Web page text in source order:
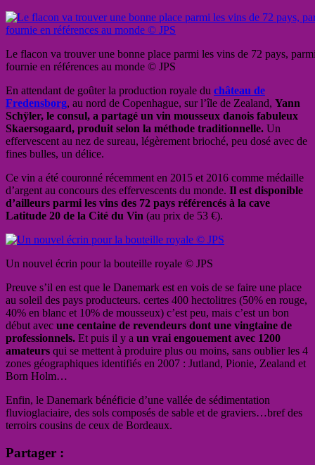
Le flacon va trouver une bonne place parmi les vins de 72 pays,
fournie en références au monde © JPS
En attendant de goûter la production royale du château de
Fredensborg, au nord de Copenhague, sur l’île de Zealand, Yann
Schÿler, le consul, a partagé un vin mousseux danois fabuleux
Skaersogaard, produit selon la méthode traditionnelle. Un
effervescent au nez de sureau, légèrement brioché, peu dosé avec de
fines bulles, un délice.
Ce vin a été couronné récemment en 2015 et 2016 comme médaille
d’argent au concours des effervescents du monde. Il est disponible
d’ailleurs parmi les vins des 72 pays référencés à la cave
Latitude 20 de la Cité du Vin (au prix de 53 €).
Un nouvel écrin pour la bouteille royale © JPS
Preuve s’il en est que le Danemark est en vois de se faire une place
au soleil des pays producteurs. certes 400 hectolitres (50% en rouge,
40% en blanc et 10% de mousseux) c’est peu, mais c’est un bon
début avec une centaine de revendeurs dont une vingtaine de
professionnels. Et puis il y a un vrai engouement avec 1200
amateurs qui se mettent à produire plus ou moins, sans oublier les 4
zones géographiques identifiés en 2007 : Jutland, Pionie, Zealand et
Born Holm…
Enfin, le Danemark bénéficie d’une vallée de sédimentation
fluvioglaciaire, des sols composés de sable et de graviers…bref des
terroirs cousins de ceux de Bordeaux.
Partager :